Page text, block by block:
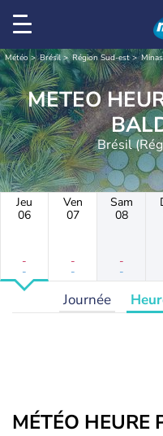
Météo Brésil Région Sud-est
METEO
Brésil
Jeu
06
-
-
Ven
07
-
-
Sam
08
-
-
Journée
MÉTÉO HEURE